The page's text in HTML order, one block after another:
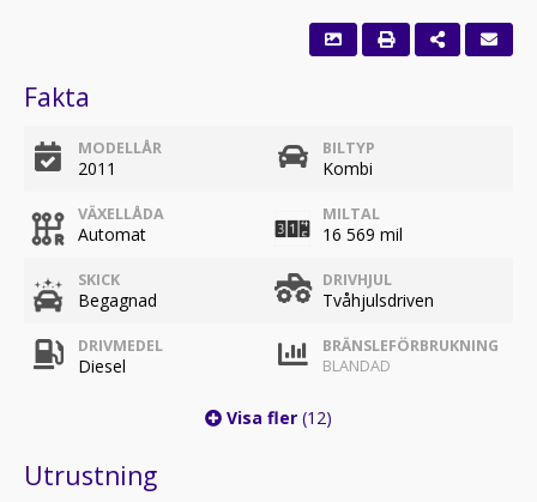
Fakta
MODELLÅR
2011
BILTYP
Kombi
VÄXELLÅDA
Automat
MILTAL
16 569 mil
SKICK
Begagnad
DRIVHJUL
Tvåhjulsdriven
DRIVMEDEL
Diesel
BRÄNSLEFÖRBRUKNING
BLANDAD
Visa fler (12)
Utrustning